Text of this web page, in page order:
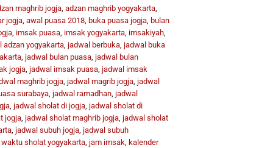
maghrib jogja, adzan maghrib yogyakarta,
jogja, awal puasa 2018, buka puasa jogja, bulan
, imsak puasa, imsak yogyakarta, imsakiyah,
adzan yogyakarta, jadwal berbuka, jadwal buka
, jadwal bulan puasa, jadwal bulan
jogja, jadwal imsak puasa, jadwal imsak
maghrib jogja, jadwal magrib jogja, jadwal
surabaya, jadwal ramadhan, jadwal
, jadwal sholat di jogja, jadwal sholat di
jogja, jadwal sholat maghrib jogja, jadwal sholat
, jadwal subuh jogja, jadwal subuh
sholat yogyakarta, jam imsak, kalender